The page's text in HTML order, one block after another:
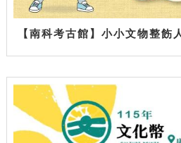
【南科考古館】小小文物整飭